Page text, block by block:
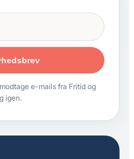
e-mails fra Fritid og
igen.